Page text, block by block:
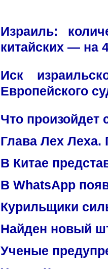
Израиль:
китайских — на
Иск
Европейского
Что произойдет
Глава Лех
В Китае
В WhatsApp
Курильщики
Найден новый
Ученые